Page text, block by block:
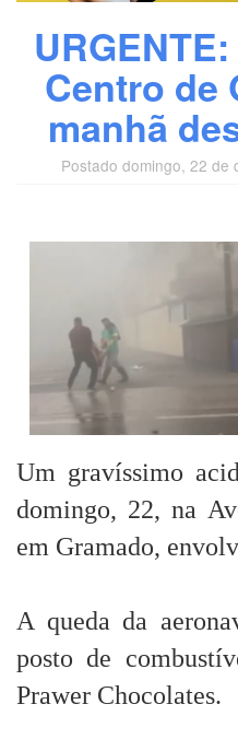
Centro de
manhã
Postado domingo, 22 de
Um gravíssimo
domingo, 22, na
em Gramado,
A queda da
posto de
Prawer Chocolates.